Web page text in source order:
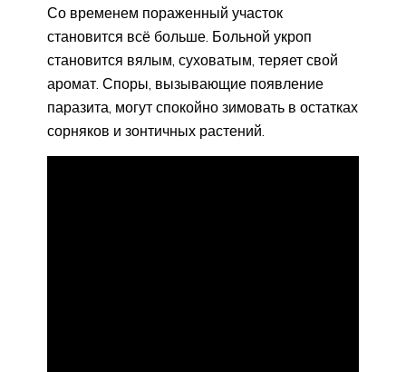
Со временем пораженный участок
становится всё больше. Больной укроп
становится вялым, суховатым, теряет свой
аромат. Споры, вызывающие появление
паразита, могут спокойно зимовать в остатках
сорняков и зонтичных растений.